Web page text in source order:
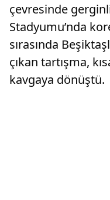
çevresinde
Stadyumu’nda
sırasında
çıkan tartışma,
kavgaya dönüştü.